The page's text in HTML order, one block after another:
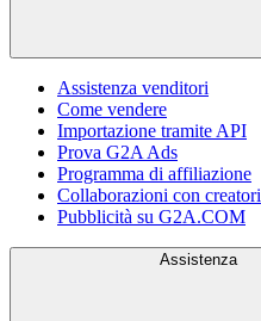
Assistenza venditori
Come vendere
Importazione tramite API
Prova G2A Ads
Programma di affiliazione
Collaborazioni con creatori
Pubblicità su G2A.COM
Assistenza